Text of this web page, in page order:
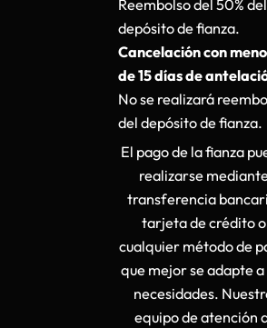
Reembolso del 50% del
depósito de fianza.
Cancelación con
de 15 días de
No se realizará
del depósito de fianza.
El pago de la fianza
realizarse
transferencia
tarjeta de crédito o
cualquier método de
que mejor se adapte a
necesidades.
equipo de atención